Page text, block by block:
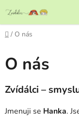
obsah
Domů
/ O nás
O nás
Zvídálci –
Jmenuji se Hanka.